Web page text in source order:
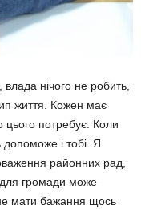
нічого не робить,
життя. Кожен має
цього потребує. Коли
і тобі. Я
районних рад,
громади може
мати бажання щось